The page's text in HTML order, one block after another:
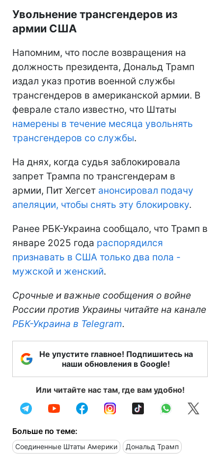
Увольнение трансгендеров из
армии США
Напомним, что после возвращения на
должность президента, Дональд Трамп
издал указ против военной службы
трансгендеров в американской армии. В
феврале стало известно, что Штаты
намерены в течение месяца увольнять
трансгендеров со службы.
На днях, когда судья заблокировала
запрет Трампа по трансгендерам в
армии, Пит Хегсет анонсировал подачу
апеляции, чтобы снять эту блокировку.
Ранее РБК-Украина сообщало, что Трамп в
январе 2025 года распорядился
признавать в США только два пола -
мужской и женский.
Срочные и важные сообщения о войне
России против Украины читайте на канале
РБК-Украина в Telegram.
Не упустите главное! Подпишитесь на
наши обновления в Google!
Или читайте нас там, где вам удобно!
Больше по теме:
Соединенные Штаты Америки Дональд Трамп